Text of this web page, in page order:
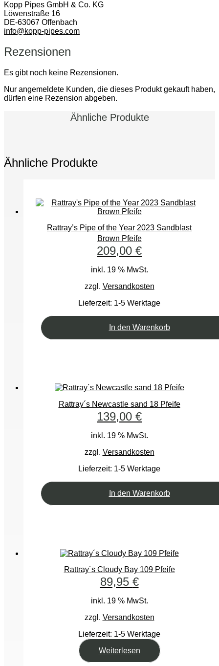
Kopp Pipes GmbH & Co. KG
Löwenstraße 16
DE-63067 Offenbach
info@kopp-pipes.com
Rezensionen
Es gibt noch keine Rezensionen.
Nur angemeldete Kunden, die dieses Produkt gekauft haben,
dürfen eine Rezension abgeben.
Ähnliche Produkte
Ähnliche Produkte
Rattray’s Pipe of the Year 2023 Sandblast
Brown Pfeife
209,00 €
inkl. 19 % MwSt.
zzgl. Versandkosten
Lieferzeit: 1-5 Werktage
In den Warenkorb
Rattray´s Newcastle sand 18 Pfeife
139,00 €
inkl. 19 % MwSt.
zzgl. Versandkosten
Lieferzeit: 1-5 Werktage
In den Warenkorb
Rattray´s Cloudy Bay 109 Pfeife
89,95 €
inkl. 19 % MwSt.
zzgl. Versandkosten
Lieferzeit: 1-5 Werktage
Weiterlesen